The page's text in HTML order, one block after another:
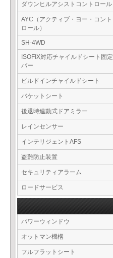
ダウンヒルアシストコントロール
AYC（アクティブ・ヨー・コント
ロール）
SH-4WD
ISOFIX対応チャイルドシート固定
バー
ビルドインチャイルドシート
バケットシート
後退時連動式ドアミラー
レインセンサー
インテリジェントAFS
盗難防止装置
セキュリティアラーム
ロードサービス
パワーウィンドウ
オットマン機構
フルフラットシート